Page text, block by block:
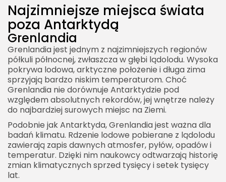
Najzimniejsze miejsca świata
poza Antarktydą
Grenlandia
Grenlandia jest jednym z najzimniejszych regionów
półkuli północnej, zwłaszcza w głębi lądolodu. Wysoka
pokrywa lodowa, arktyczne położenie i długa zima
sprzyjają bardzo niskim temperaturom. Choć
Grenlandia nie dorównuje Antarktydzie pod
względem absolutnych rekordów, jej wnętrze należy
do najbardziej surowych miejsc na Ziemi.
Podobnie jak Antarktyda, Grenlandia jest ważna dla
badań klimatu. Rdzenie lodowe pobierane z lądolodu
zawierają zapis dawnych atmosfer, pyłów, opadów i
temperatur. Dzięki nim naukowcy odtwarzają historię
zmian klimatycznych sprzed tysięcy i setek tysięcy
lat.